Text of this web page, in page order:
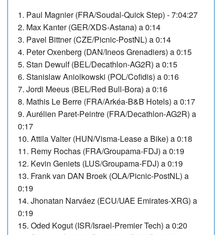
1. Paul Magnier (FRA/Soudal-Quick Step) - 7:04:27
2. Max Kanter (GER/XDS-Astana) a 0:14
3. Pavel Bittner (CZE/Picnic-PostNL) a 0:14
4. Peter Oxenberg (DAN/Ineos Grenadiers) a 0:15
5. Stan Dewulf (BEL/Decathlon-AG2R) a 0:15
6. Stanislaw Aniolkowski (POL/Cofidis) a 0:16
7. Jordi Meeus (BEL/Red Bull-Bora) a 0:16
8. Mathis Le Berre (FRA/Arkéa-B&B Hotels) a 0:17
9. Aurélien Paret-Peintre (FRA/Decathlon-AG2R) a
0:17
10. Attila Valter (HUN/Visma-Lease a Bike) a 0:18
11. Remy Rochas (FRA/Groupama-FDJ) a 0:19
12. Kevin Geniets (LUS/Groupama-FDJ) a 0:19
13. Frank van DAN Broek (OLA/Picnic-PostNL) a
0:19
14. Jhonatan Narváez (ECU/UAE Emirates-XRG) a
0:19
15. Oded Kogut (ISR/Israel-Premier Tech) a 0:20